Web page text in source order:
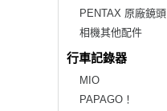
PENTAX 原廠鏡頭
相機其他配件
行車記錄器
MIO
PAPAGO！